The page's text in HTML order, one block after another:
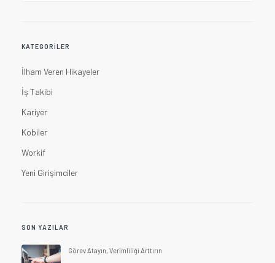
KATEGORILER
İlham Veren Hikayeler
İş Takibi
Kariyer
Kobiler
Workif
Yeni Girişimciler
SON YAZILAR
Görev Atayın, Verimliliği Arttırın